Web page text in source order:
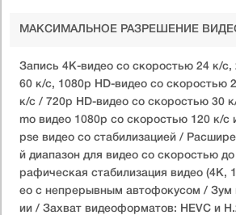
МАКСИМАЛЬНОЕ РАЗРЕШЕНИЕ
Запись 4K-видео со скоростью 24 к/с,
60 к/с, 1080p HD-видео со скоростью
к/с / 720p HD-видео со скоростью 30
mo видео 1080p со скоростью 120 к/с
pse видео со стабилизацией /
й диапазон для видео со скоростью
рафическая стабилизация видео (4K,
ео с непрерывным автофокусом / Зум
ии / Захват видеоформатов: HEVC и